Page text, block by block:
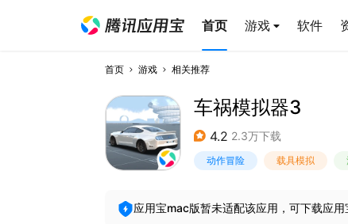
首页 游戏 软件
首页 游戏 相关推荐
车祸模拟器3
4.2 2.3万下载
动作冒险 载具模拟
应用宝mac版暂未适配该应用，可下载应